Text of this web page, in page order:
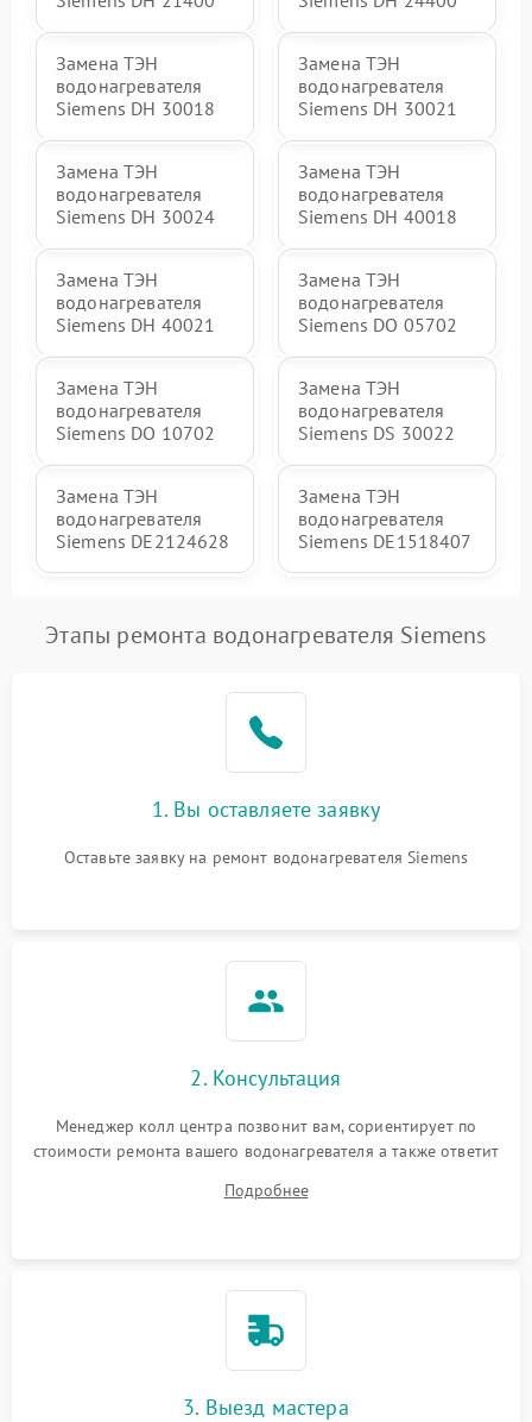
Замена ТЭН
водонагревателя
Siemens DH 30018
Замена ТЭН
водонагревателя
Siemens DH 30021
Замена ТЭН
водонагревателя
Siemens DH 30024
Замена ТЭН
водонагревателя
Siemens DH 40018
Замена ТЭН
водонагревателя
Siemens DH 40021
Замена ТЭН
водонагревателя
Siemens DO 05702
Замена ТЭН
водонагревателя
Siemens DO 10702
Замена ТЭН
водонагревателя
Siemens DS 30022
Замена ТЭН
водонагревателя
Siemens DE2124628
Замена ТЭН
водонагревателя
Siemens DE1518407
Этапы ремонта водонагревателя Siemens
1. Вы оставляете заявку
Оставьте заявку на ремонт водонагревателя Siemens
2. Консультация
Менеджер колл центра позвонит вам, сориентирует по
стоимости ремонта вашего водонагревателя а также ответит
Подробнее
3. Выезд мастера